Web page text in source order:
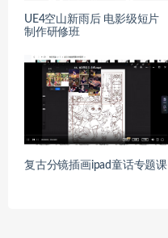
UE4空山新雨后 电影级短片
制作研修班
复古分镜插画ipad童话专题课